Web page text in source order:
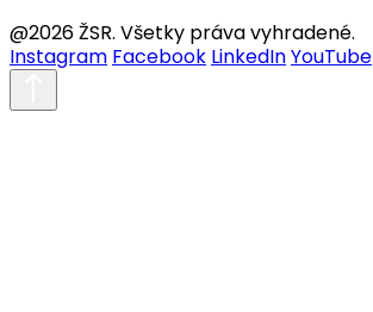
@2026 ŽSR. Všetky práva vyhradené.
Instagram Facebook LinkedInYouTube